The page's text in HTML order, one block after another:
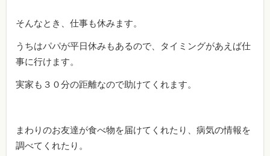
そんなとき、仕事も休みます。
うちはパパが平日休みもあるので、タイミングがあえば仕
事に行けます。
実家も３０分の距離なので助けてくれます。
まわりのお友達が食べ物を届けてくれたり、病気の情報を
調べてくれたり。